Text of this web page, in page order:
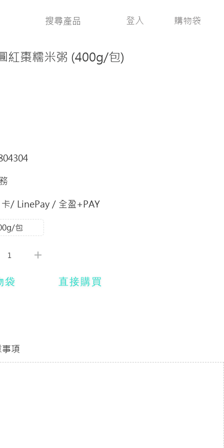
登入 購物袋
紅棗糯米粥 (400g/包)
卡/ LinePay / 全盈+PAY
包
袋 直接購買
項